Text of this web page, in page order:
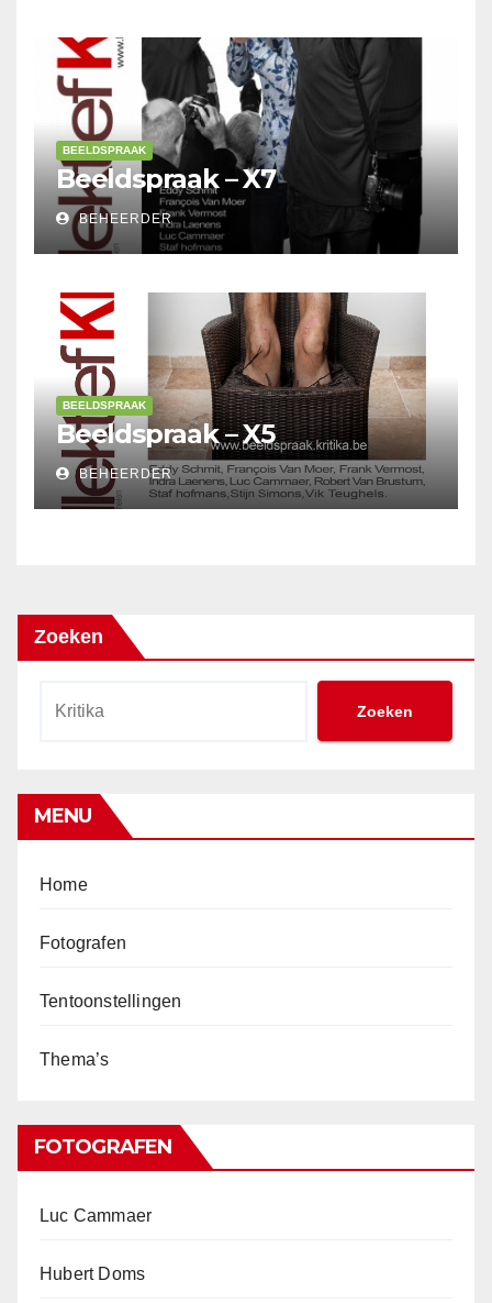
BEELDSPRAAK
Beeldspraak – X7
BEHEERDER
BEELDSPRAAK
Beeldspraak – X5
BEHEERDER
Zoeken
Zoeken
MENU
Home
Fotografen
Tentoonstellingen
Thema’s
FOTOGRAFEN
Luc Cammaer
Hubert Doms